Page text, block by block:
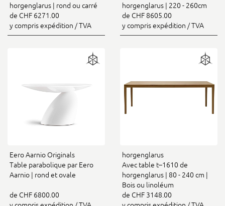
horgenglarus | rond ou carré
de CHF 6271.00
y compris expédition / TVA
horgenglarus | 220 - 260cm
de CHF 8605.00
y compris expédition / TVA
Eero Aarnio Originals
Table parabolique par Eero
Aarnio | rond et ovale
de CHF 6800.00
horgenglarus
Avec table t–1610 de
horgenglarus | 80 - 240 cm |
Bois ou linoléum
de CHF 3148.00